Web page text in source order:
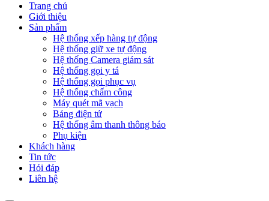
Trang chủ
Giới thiệu
Sản phẩm
Hệ thống xếp hàng tự động
Hệ thống giữ xe tự động
Hệ thống Camera giám sát
Hệ thống gọi y tá
Hệ thống gọi phục vụ
Hệ thống chấm công
Máy quét mã vạch
Bảng điện tử
Hệ thống âm thanh thông báo
Phụ kiện
Khách hàng
Tin tức
Hỏi đáp
Liên hệ